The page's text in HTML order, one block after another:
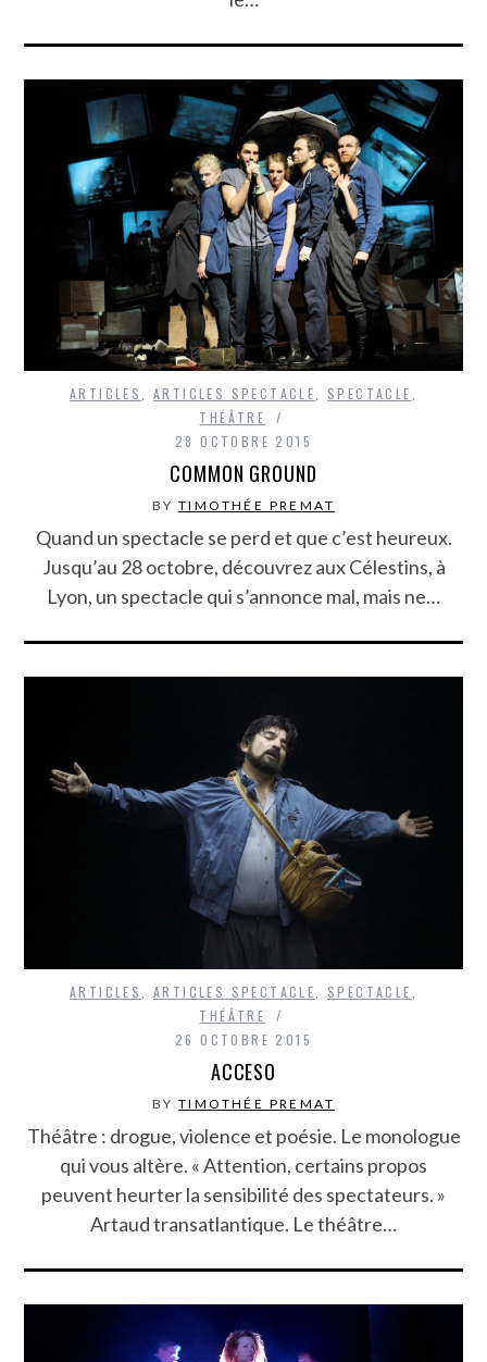
ARTICLES ARTICLES SPECTACLE SPECTACLE
THÉÂTRE
28 OCTOBRE 2015
COMMON GROUND
BYTIMOTHÉE PREMAT
Quand un spectacle se perd et que c’est heureux.
Jusqu’au 28 octobre, découvrez aux Célestins, à
Lyon, un spectacle qui s’annonce mal, mais ne…
ARTICLES ARTICLES SPECTACLE SPECTACLE
THÉÂTRE
26 OCTOBRE 2015
ACCESO
BYTIMOTHÉE PREMAT
Théâtre : drogue, violence et poésie. Le monologue
qui vous altère. « Attention, certains propos
peuvent heurter la sensibilité des spectateurs. »
Artaud transatlantique. Le théâtre…